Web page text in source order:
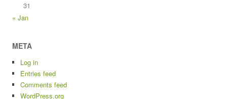
31
« Jan
META
Log in
Entries feed
Comments feed
WordPress.org